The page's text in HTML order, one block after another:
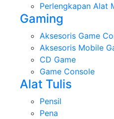
Perlengkapan Alat
Gaming
Aksesoris Game
Aksesoris Mobile
CD Game
Game Console
Alat Tulis
Pensil
Pena